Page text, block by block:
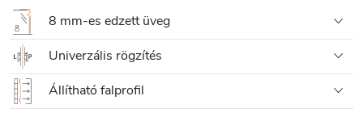
8 mm-es edzett üveg
Univerzális rögzítés
Állítható falprofil